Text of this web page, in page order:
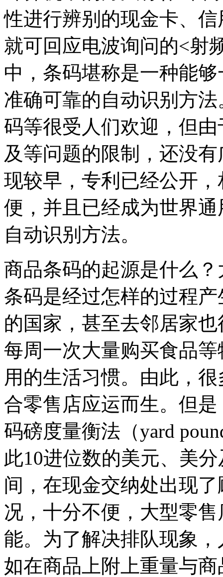
性进行辨别的现金卡、
就可回应电波询问的<射
中，条码堪称是一种能
准确可靠的自动识别方
码等很受人们欢迎，但
及等问题的限制，还没
现较早，专利已经公开
便，并且已经成为世界
自动识别方法。
商品条码的起源是什么
条码是经过怎样的过程
的国家，甚至去邻居家
每周一次大量购买食品
用的生活习惯。由此，
合零售店应运而生。但
码磅度量衡法（yard
此10进位数的美元、美
间，在现金交纳处出现
况，十分不便，大型零
能。为了解决排队现象
如在商品上附上重量与